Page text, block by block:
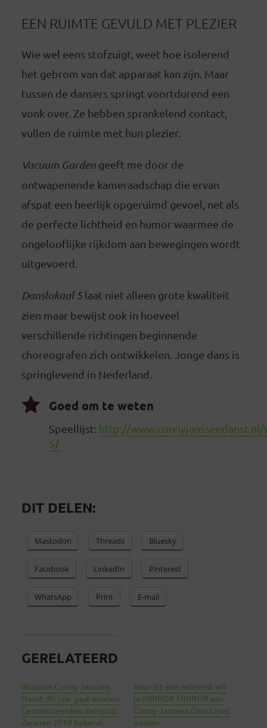
EEN RUIMTE GEVULD MET PLEZIER
Wie wel eens stofzuigt, weet hoe isolerend
het gebrom van dat apparaat kan zijn. Maar
tussen de dansers springt voortdurend een
vonk over. Ze hebben sprankelend contact,
vullen de ruimte met hun plezier.
Vacuum Gardengeeft me door de
ontwapenende kameraadschap die ervan
afspat een heerlijk opgeruimd gevoel, net als
de perfecte lichtheid en humor waarmee de
ongelooflijke rijkdom aan bewegingen wordt
uitgevoerd.
Danslokaal 5laat niet alleen grote kwaliteit
zien maar bewijst ook in hoeveel
verschillende richtingen beginnende
choreografen zich ontwikkelen. Jonge dans is
springlevend in Nederland.
Goed om te weten
Speellijst: http://
5/
DIT DELEN:
Mastodon Threads Bluesky
Facebook LinkedIn Pinterest
WhatsApp Print E-mail
GERELATEERD
Waarom Conny Janssen
Danst dit jaar gaat winnen.
Genomineerden dansprijs
Zwanen 2019 bekend.
Voor dit ene moment wil
je MIRROR MIRROR van
Conny Janssen Danst niet
missen